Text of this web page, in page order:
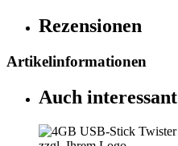
Rezensionen
Artikelinformationen
Auch interessant